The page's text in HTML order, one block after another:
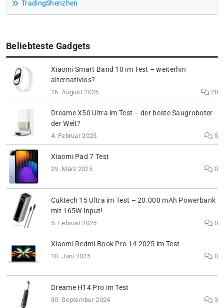
TradingShenzhen
Beliebteste Gadgets
Xiaomi Smart Band 10 im Test – weiterhin
alternativlos?
26. August 2025 28
Dreame X50 Ultra im Test – der beste Saugroboter
der Welt?
4. Februar 2025 5
Xiaomi Pad 7 Test
29. März 2025 0
Cuktech 15 Ultra im Test – 20.000 mAh Powerbank
mit 165W Input!
5. Februar 2025 0
Xiaomi Redmi Book Pro 14 2025 im Test
10. Juni 2025 0
Dreame H14 Pro im Test
30. September 2024 3